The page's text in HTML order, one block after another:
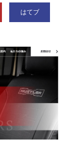
はてブ